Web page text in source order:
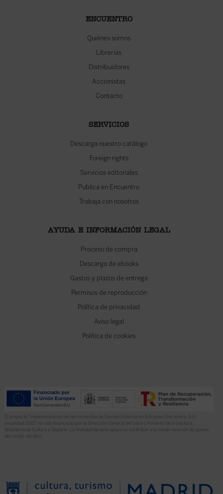
ENCUENTRO
Quiénes somos
Librerías
Distribuidores
Accionistas
Contacto
SERVICIOS
Descarga nuestro catálogo
Foreign rights
Servicios editoriales
Publica en Encuentro
Trabaja con nosotros
AYUDA E INFORMACIÓN LEGAL
Proceso de compra
Descarga de ebooks
Gastos y plazos de entrega
Permisos de reproducción
Política de privacidad
Aviso legal
Política de cookies
El proyecto “Implementación de herramientas de Gestión Editorial en Ediciones Encuentro, S.A.
anualidad 2022” ha sido financiado por la Dirección General del Libro y Fomento de la Lectura,
Ministerio de Cultura y Deporte. La finalidad de este apoyo es contribuir a la modernización de pymes
del sector del libro.